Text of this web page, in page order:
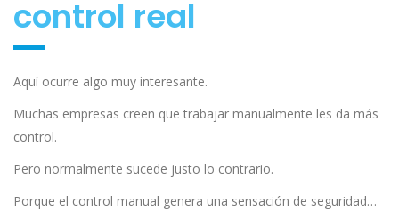
control real
Aquí ocurre algo muy interesante.
Muchas empresas creen que trabajar manualmente les da más
control.
Pero normalmente sucede justo lo contrario.
Porque el control manual genera una sensación de seguridad…